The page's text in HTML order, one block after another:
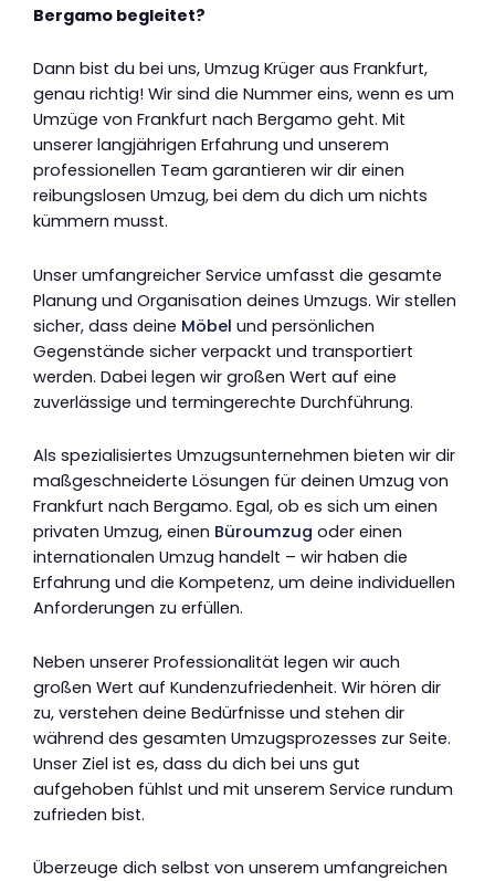
Bergamo begleitet?
Dann bist du bei uns, Umzug Krüger aus Frankfurt,
genau richtig! Wir sind die Nummer eins, wenn es um
Umzüge von Frankfurt nach Bergamo geht. Mit
unserer langjährigen Erfahrung und unserem
professionellen Team garantieren wir dir einen
reibungslosen Umzug, bei dem du dich um nichts
kümmern musst.
Unser umfangreicher Service umfasst die gesamte
Planung und Organisation deines Umzugs. Wir stellen
sicher, dass deine Möbel und persönlichen
Gegenstände sicher verpackt und transportiert
werden. Dabei legen wir großen Wert auf eine
zuverlässige und termingerechte Durchführung.
Als spezialisiertes Umzugsunternehmen bieten wir dir
maßgeschneiderte Lösungen für deinen Umzug von
Frankfurt nach Bergamo. Egal, ob es sich um einen
privaten Umzug, einen Büroumzug oder einen
internationalen Umzug handelt – wir haben die
Erfahrung und die Kompetenz, um deine individuellen
Anforderungen zu erfüllen.
Neben unserer Professionalität legen wir auch
großen Wert auf Kundenzufriedenheit. Wir hören dir
zu, verstehen deine Bedürfnisse und stehen dir
während des gesamten Umzugsprozesses zur Seite.
Unser Ziel ist es, dass du dich bei uns gut
aufgehoben fühlst und mit unserem Service rundum
zufrieden bist.
Überzeuge dich selbst von unserem umfangreichen